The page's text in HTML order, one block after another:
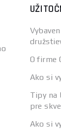
O firme
Ako si
Tipy na
pre
Ako si